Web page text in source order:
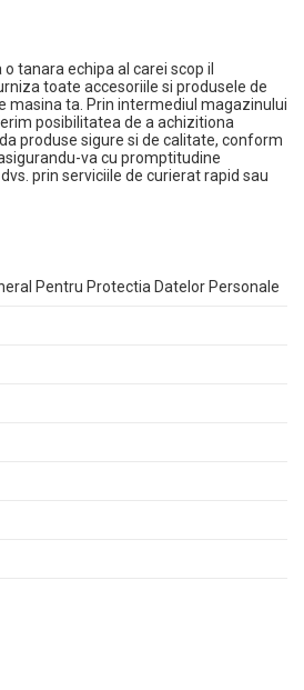
tanara echipa al carei scop il
toate accesoriile si produsele de
masina ta. Prin intermediul magazinului
posibilitatea de a achizitiona
produse sigure si de calitate, conform
va cu promptitudine
prin serviciile de curierat rapid sau
Pentru Protectia Datelor Personale